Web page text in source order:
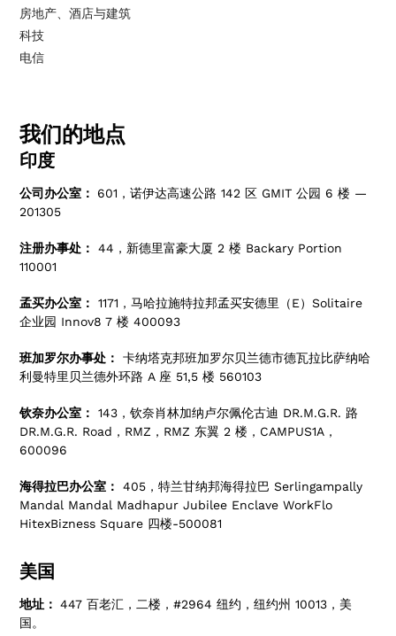
房地产、酒店与建筑
科技
电信
我们的地点
印度
公司办公室： 601，诺伊达高速公路 142 区 GMIT 公园 6 楼 —
201305
注册办事处：
44，新德里富豪大厦 2 楼 Backary Portion
110001
孟买办公室：
1171，马哈拉施特拉邦孟买安德里（E）Solitaire
企业园 Innov8 7 楼 400093
班加罗尔办事处：
卡纳塔克邦班加罗尔贝兰德市德瓦拉比萨纳哈
利曼特里贝兰德外环路 A 座 51,5 楼 560103
钦奈办公室：
143，钦奈肖林加纳卢尔佩伦古迪 DR.M.G.R. 路
DR.M.G.R. Road，RMZ，RMZ 东翼 2 楼，CAMPUS1A，
600096
海得拉巴办公室：
405，特兰甘纳邦海得拉巴 Serlingampally
Mandal Mandal Madhapur Jubilee Enclave WorkFlo
HitexBizness Square 四楼-500081
美国
地址：447 百老汇，二楼，#2964 纽约，纽约州 10013，美
国。